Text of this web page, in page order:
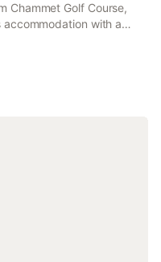
Chammet Golf Course,
accommodation with a
lounge and a terrace.